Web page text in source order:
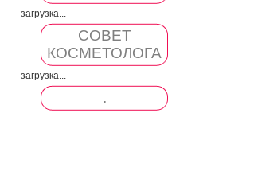
загрузка...
СОВЕТ
КОСМЕТОЛОГА
загрузка...
.